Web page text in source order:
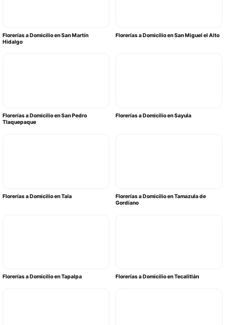
Florerías a Domicilio en San Martín
Hidalgo
Florerías a Domicilio en San Miguel el Alto
Florerías a Domicilio en San Pedro
Tlaquepaque
Florerías a Domicilio en Sayula
Florerías a Domicilio en Tala
Florerías a Domicilio en Tamazula de
Gordiano
Florerías a Domicilio en Tapalpa Florerías a Domicilio en Tecalitlán